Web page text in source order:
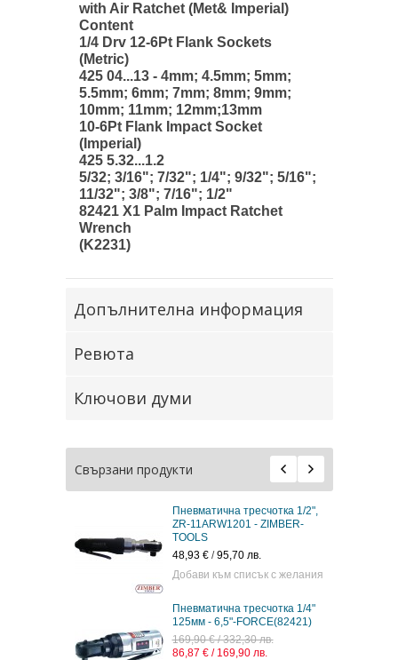
with Air Ratchet (Met& Imperial)
Content
1/4 Drv 12-6Pt Flank Sockets
(Metric)
425 04...13 - 4mm; 4.5mm; 5mm;
5.5mm; 6mm; 7mm; 8mm; 9mm;
10mm; 11mm; 12mm;13mm
10-6Pt Flank Impact Socket
(Imperial)
425 5.32...1.2
5/32; 3/16"; 7/32"; 1/4"; 9/32"; 5/16";
11/32"; 3/8"; 7/16"; 1/2"
82421 X1 Palm Impact Ratchet
Wrench
(K2231)
Допълнителна информация
Ревюта
Ключови думи
Свързани продукти
Пневматична тресчотка 1/2",
ZR-11ARW1201 - ZIMBER-
TOOLS
48,93 €/95,70 лв.
Добави към списък с желания
Пневматична тресчотка 1/4"
125мм - 6,5"-FORCE(82421)
169,90 € / 332,30 лв.
86,87 € / 169,90 лв.